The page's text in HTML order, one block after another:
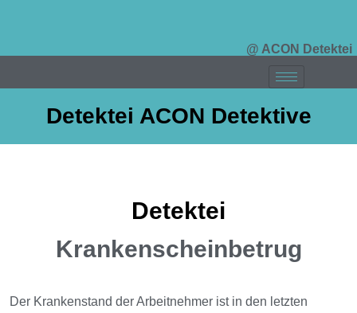
@ ACON Detektei
Detektei ACON Detektive
Detektei
Krankenscheinbetrug
Der Krankenstand der Arbeitnehmer ist in den letzten